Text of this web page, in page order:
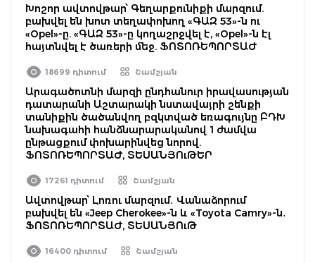
Խոշոր ավտովթար՝ Գեղարքունիքի մարզում.
բախվել են խոտ տեղափոխող «ԳԱԶ 53»-ն ու
«Opel»-ը. «ԳԱԶ 53»-ը կողաշրջվել է, «Opel»-ն էլ
հայտնվել է ծառերի մեջ. ՖՈՏՈՌԵՊՈՐՏԱԺ
18699 դիտում Շամշյան
Արագածոտնի մարզի ընդհանուր իրավասության
դատարանի Աշտարակի նստավայրի շենքի
տանիքին ծածանվող բզկտված եռագույնը ԲԴԽ
նախագահի հանձնարարականով 1 ժամվա
ընթացքում փոխարինվեց նորով.
ՖՈՏՈՌԵՊՈՐՏԱԺ, ՏԵՍԱՆՅՈւԹԵՐ
17261 դիտում Շամշյան
Ավտովթար՝ Լոռու մարզում․ Վանաձորում
բախվել են «Jeep Cherokee»-ն և «Toyota Camry»-ն․
ՖՈՏՈՌԵՊՈՐՏԱԺ, ՏԵՍԱՆՅՈւԹ
16400 դիտում Շամշյան